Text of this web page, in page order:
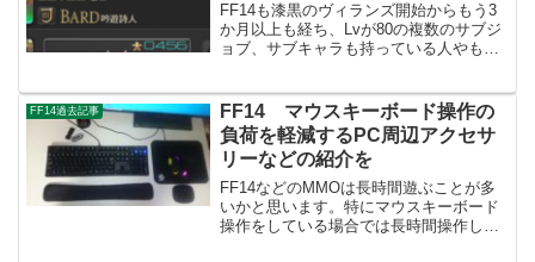
FF14も漆黒のヴィランズ開始からもう3
か月以上も経ち、Lvが80の複数のサブジ
ョブ、サブキャラも持っている人やもし
5.08ではILが470(武器はIL475)が最大で...
FF14過去記事
FF14 マウスキーボード操作の
負荷を軽減するPC周辺アクセサ
リーなどの紹介を
FF14などのMMOは長時間遊ぶことが多
いかと思います。特にマウスキーボード
操作をしている場合では長時間操作して